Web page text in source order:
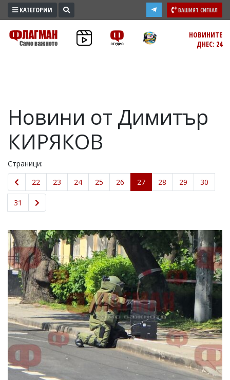
ПРОМО
ЗОНА
КУЛТУРА
ЗДРАВЕ
ПОЛИТИКА
ОБЩЕСТВО
ЛАЙФСТАЙЛ
ВОЙНАТА
УКРАЙНА
СПОРТ
РАЗСЛЕДВАНЕ
БИЗНЕС
ЮГ
Управители:
Веселин
Василев,
email:
v.vasilev@flagman.bg
Катя
КАТЕГОРИИ ВАШИЯТ СИГНАЛ
НОВИНИТЕ
ДНЕС: 24
Новини от Димитър
КИРЯКОВ
Страници:
22
23 24 25 26 27 28 29 30
31